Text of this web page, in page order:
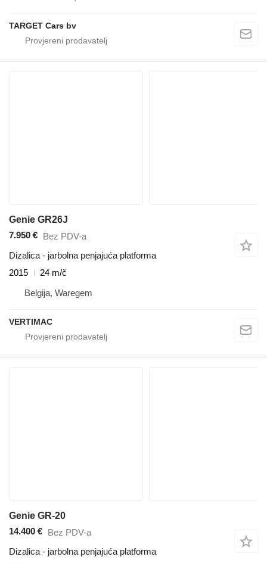
TARGET Cars bv
Genie GR26J
7.950 € Bez PDV-a
Dizalica - jarbolna penjajuća platforma
2015
24 m/č
Belgija, Waregem
VERTIMAC
Genie GR-20
14.400 € Bez PDV-a
Dizalica - jarbolna penjajuća platforma